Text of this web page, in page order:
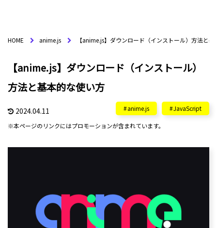
HOME anime.js 【anime.js】ダウンロード（インストール）方法と
【anime.js】ダウンロード（インストール）
方法と基本的な使い方
2024.04.11 anime.js JavaScript
※本ページのリンクにはプロモーションが含まれています。